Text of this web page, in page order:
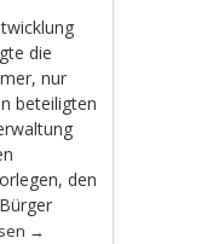
die
nur
beteiligten
den
→